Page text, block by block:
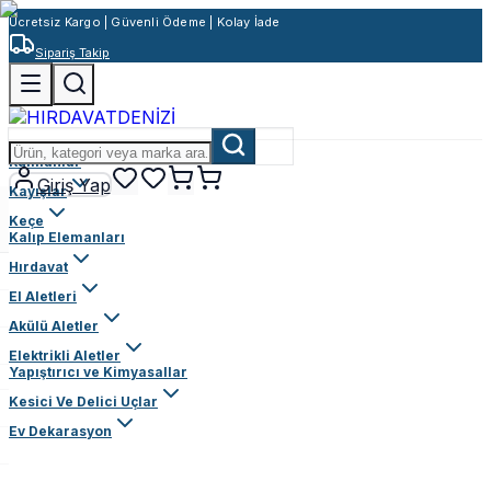
Ücretsiz Kargo | Güvenli Ödeme | Kolay İade
Sipariş Takip
Giriş Yap
Rulmanlar
Kayışlar
Keçe
Kalıp Elemanları
Hırdavat
El Aletleri
Akülü Aletler
Elektrikli Aletler
Yapıştırıcı ve Kimyasallar
Kesici Ve Delici Uçlar
Ev Dekarasyon